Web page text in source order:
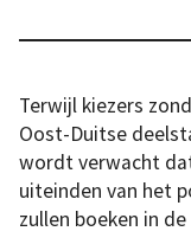
Terwijl kiezers
Oost-Duitse
wordt verwacht
uiteinden van het
zullen boeken in